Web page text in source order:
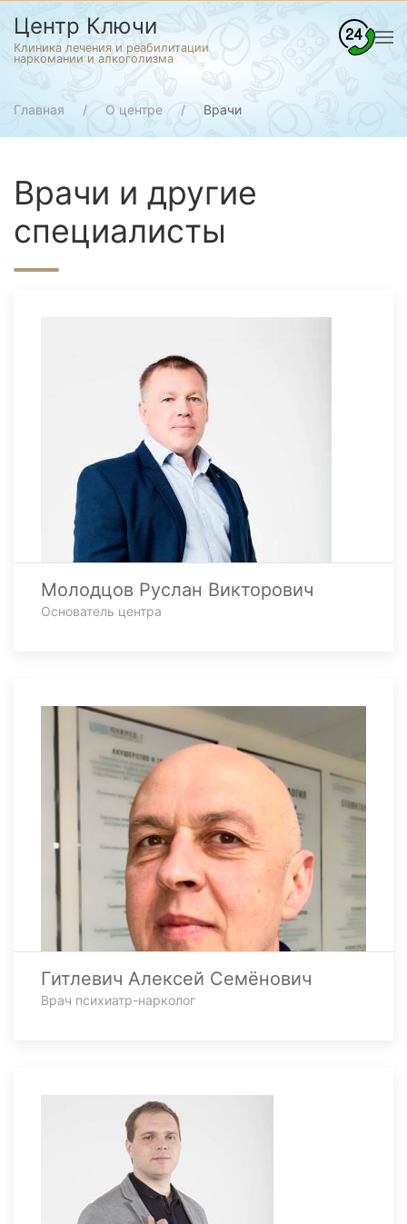
Центр Ключи
Клиника лечения и реабилитации
наркомании и алкоголизма
Главная О центре Врачи
Врачи и другие
специалисты
Молодцов Руслан Викторович
Основатель центра
Гитлевич Алексей Семёнович
Врач психиатр-нарколог